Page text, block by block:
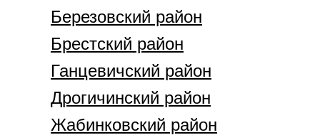
Березовский район
Брестский район
Ганцевичский район
Дрогичинский район
Жабинковский район